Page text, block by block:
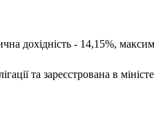
дохідність - 14,15%,
та зареєстрована в